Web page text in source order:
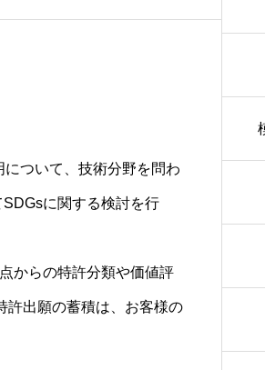
ついて、技術分野を問わ
に関する検討を行
からの特許分類や価値評
許出願の蓄積は、お客様の